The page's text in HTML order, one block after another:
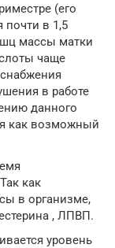
(его
почти в 1,5
массы матки
чаще
в работе
данного
как возможный
как
в организме,
, ЛПВП.
уровень